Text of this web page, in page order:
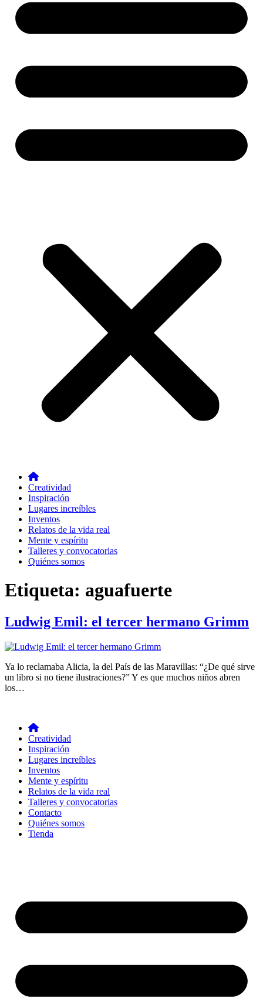
Creatividad
Inspiración
Lugares increíbles
Inventos
Relatos de la vida real
Mente y espíritu
Talleres y convocatorias
Quiénes somos
Etiqueta: aguafuerte
Ludwig Emil: el tercer hermano Grimm
Ya lo reclamaba Alicia, la del País de las Maravillas: “¿De qué sirve
un libro si no tiene ilustraciones?” Y es que muchos niños abren
los…
Creatividad
Inspiración
Lugares increíbles
Inventos
Mente y espíritu
Relatos de la vida real
Talleres y convocatorias
Contacto
Quiénes somos
Tienda